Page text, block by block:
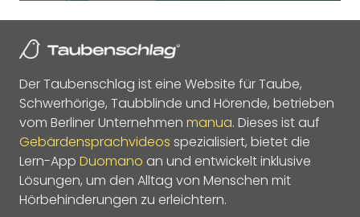
Der Taubenschlag ist eine Website für Taube,
Schwerhörige, Taubblinde und Hörende, betrieben
vom Berliner Unternehmen manua. Dieses ist auf
Gebärdensprachvideos spezialisiert, bietet die
Lern-App Duomano an und entwickelt inklusive
Lösungen, um den Alltag von Menschen mit
Hörbehinderungen zu erleichtern.